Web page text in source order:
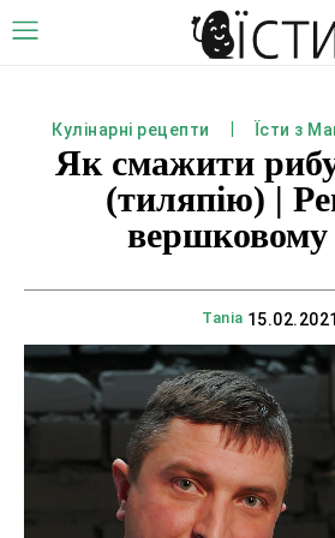
Кулінарні рецепти Їсти з
Як смажити
(тиляпію) |
вершковому
Tania 15.02.2021